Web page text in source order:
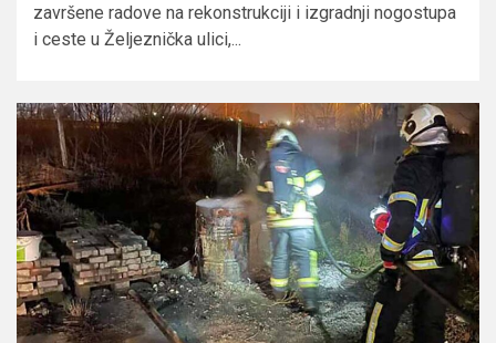
završene radove na rekonstrukciji i izgradnji nogostupa
i ceste u Željeznička ulici,...